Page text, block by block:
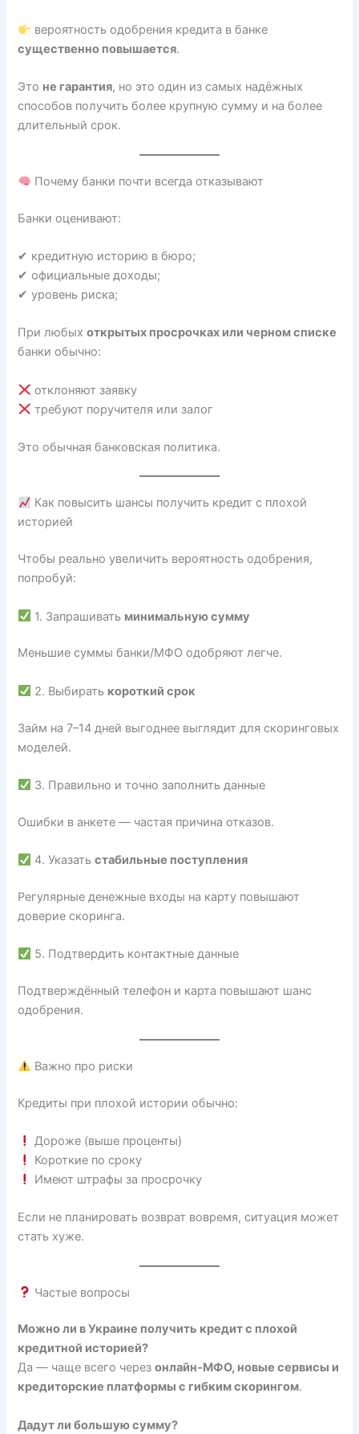
вероятность одобрения кредита в банке
существенно повышается.
Это не гарантия, но это один из самых надёжных
способов получить более крупную сумму и на более
длительный срок.
Почему банки почти всегда отказывают
Банки оценивают:
✔ кредитную историю в бюро;
✔ официальные доходы;
✔ уровень риска;
При любыхоткрытых просрочках или черном списке
банки обычно:
отклоняют заявку
требуют поручителя или залог
Это обычная банковская политика.
Как повысить шансы получить кредит с плохой
историей
Чтобы реально увеличить вероятность одобрения,
попробуй:
1. Запрашивать минимальную сумму
Меньшие суммы банки/МФО одобряют легче.
2. Выбирать короткий срок
Займ на 7–14 дней выгоднее выглядит для скоринговых
моделей.
3. Правильно и точно заполнить данные
Ошибки в анкете — частая причина отказов.
4. Указатьстабильные поступления
Регулярные денежные входы на карту повышают
доверие скоринга.
5. Подтвердить контактные данные
Подтверждённый телефон и карта повышают шанс
одобрения.
Важно про риски
Кредиты при плохой истории обычно:
Дороже (выше проценты)
Короткие по сроку
Имеют штрафы за просрочку
Если не планировать возврат вовремя, ситуация может
стать хуже.
Частые вопросы
Можно ли в Украине получить кредит с плохой
кредитной историей?
Да — чаще всего черезонлайн‑МФО, новые сервисы и
кредиторские платформы с гибким скорингом.
Дадут ли большую сумму?